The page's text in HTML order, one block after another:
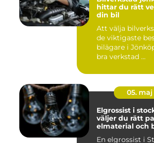
hittar du rätt
din bil
Att välja
de viktigaste
bilägare i
bra verkstad ...
05. maj
Elgrossist i
väljer du rätt
elmaterial och
En elgrossist i